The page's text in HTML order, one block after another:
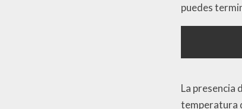
puedes
La presencia
temperatura